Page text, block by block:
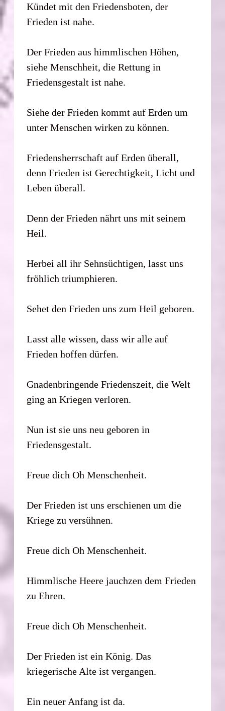
Kündet mit den Friedensboten, der
Frieden ist nahe.
Der Frieden aus himmlischen Höhen,
siehe Menschheit, die Rettung in
Friedensgestalt ist nahe.
Siehe der Frieden kommt auf Erden um
unter Menschen wirken zu können.
Friedensherrschaft auf Erden überall,
denn Frieden ist Gerechtigkeit, Licht und
Leben überall.
Denn der Frieden nährt uns mit seinem
Heil.
Herbei all ihr Sehnsüchtigen, lasst uns
fröhlich triumphieren.
Sehet den Frieden uns zum Heil geboren.
Lasst alle wissen, dass wir alle auf
Frieden hoffen dürfen.
Gnadenbringende Friedenszeit, die Welt
ging an Kriegen verloren.
Nun ist sie uns neu geboren in
Friedensgestalt.
Freue dich Oh Menschenheit.
Der Frieden ist uns erschienen um die
Kriege zu versühnen.
Freue dich Oh Menschenheit.
Himmlische Heere jauchzen dem Frieden
zu Ehren.
Freue dich Oh Menschenheit.
Der Frieden ist ein König. Das
kriegerische Alte ist vergangen.
Ein neuer Anfang ist da.